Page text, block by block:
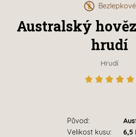
Bezlepkové
Australský
hrudí
Hrudí
Původ:
Velikost kusu:
6,5